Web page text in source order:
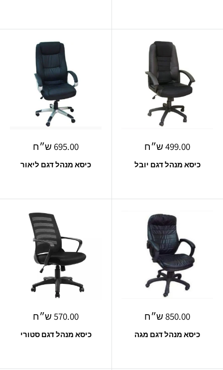
מחיר
499.00 ש״ח
כיסא מנהל דגם יובל
מחיר
695.00 ש״ח
כיסא מנהל דגם ליאור
מחיר
850.00 ש״ח
כיסא מנהל דגם מגה
מחיר
570.00 ש״ח
כיסא מנהל דגם סטורי